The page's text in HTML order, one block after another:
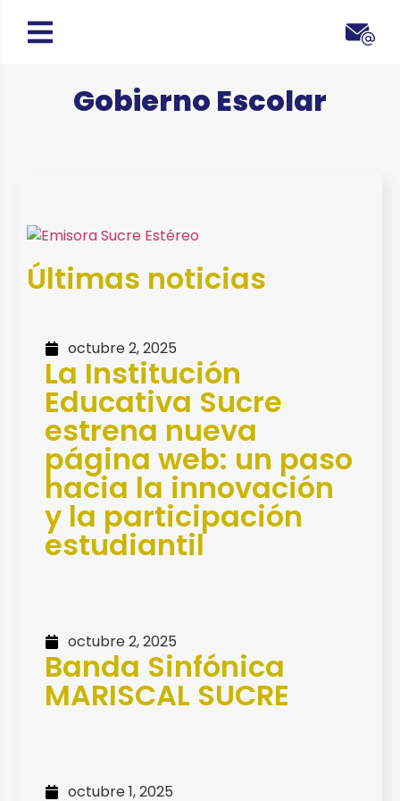
Gobierno Escolar
Últimas noticias
octubre 2, 2025
La Institución
Educativa Sucre
estrena nueva
página web: un paso
hacia la innovación
y la participación
estudiantil
octubre 2, 2025
Banda Sinfónica
MARISCAL SUCRE
octubre 1, 2025